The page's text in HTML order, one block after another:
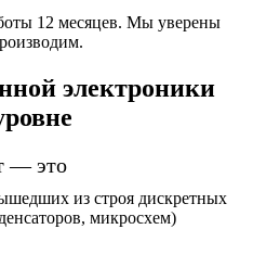
12 месяцев. Мы уверены
электроники
— это
из строя дискретных
микросхем)